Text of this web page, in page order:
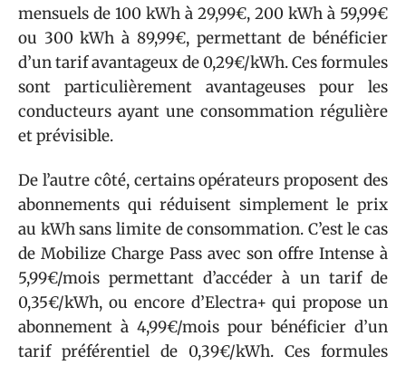
mensuels de 100 kWh à 29,99€, 200 kWh à 59,99€
ou 300 kWh à 89,99€, permettant de bénéficier
d’un tarif avantageux de 0,29€/kWh. Ces formules
sont particulièrement avantageuses pour les
conducteurs ayant une consommation régulière
et prévisible.
De l’autre côté, certains opérateurs proposent des
abonnements qui réduisent simplement le prix
au kWh sans limite de consommation. C’est le cas
de Mobilize Charge Pass avec son offre Intense à
5,99€/mois permettant d’accéder à un tarif de
0,35€/kWh, ou encore d’Electra+ qui propose un
abonnement à 4,99€/mois pour bénéficier d’un
tarif préférentiel de 0,39€/kWh. Ces formules